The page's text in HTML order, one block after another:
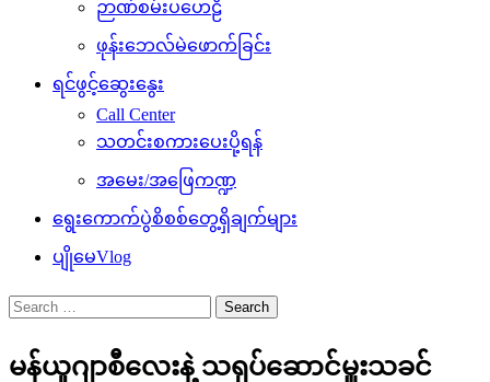
ဉာဏ်စမ်းပဟေဠိ
ဖုန်းဘေလ်မဲဖောက်ခြင်း
ရင်ဖွင့်ဆွေးနွေး
Call Center
သတင်းစကားပေးပို့ရန်
အမေး/အဖြေကဏ္ဍ
ရွေးကောက်ပွဲစိစစ်တွေ့ရှိချက်များ
ပျိုမေVlog
Search
for:
မန်ယူဂျာစီလေးနဲ့ သရုပ်ဆောင်မှူးသခင်